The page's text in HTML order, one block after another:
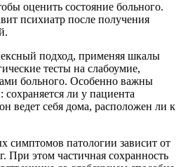
оценить состояние больного.
психиатр после получения
подход, применяя шкалы
тесты на слабоумие,
больного. Особенно важны
ли у пациента
ведет себя дома, расположен ли к
симптомов патологии зависит от
При этом частичная сохранность